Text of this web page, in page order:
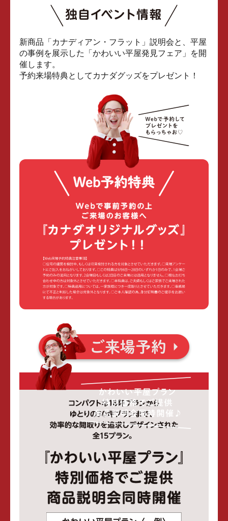
新商品「カナディアン・フラット」説明会と、平屋
の事例を展示した「かわいい平屋発見フェア」を開
催します。
予約来場特典としてカナダグッズをプレゼント！